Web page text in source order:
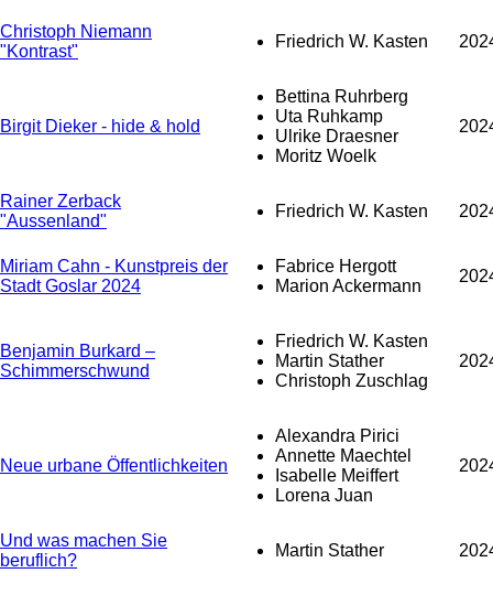
Christoph Niemann
"Kontrast"
Friedrich W. Kasten
Birgit Dieker - hide & hold
Bettina Ruhrberg
Uta Ruhkamp
Ulrike Draesner
Moritz Woelk
Rainer Zerback
"Aussenland"
Friedrich W. Kasten
Miriam Cahn - Kunstpreis der
Stadt Goslar 2024
Fabrice Hergott
Marion Ackermann
Benjamin Burkard –
Schimmerschwund
Friedrich W. Kasten
Martin Stather
Christoph Zuschlag
Neue urbane Öffentlichkeiten
Alexandra Pirici
Annette Maechtel
Isabelle Meiffert
Lorena Juan
Und was machen Sie
beruflich?
Martin Stather